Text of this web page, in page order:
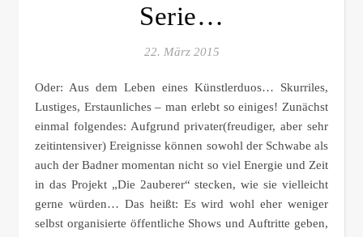
Serie…
22. März 2015
Oder: Aus dem Leben eines Künstlerduos… Skurriles,
Lustiges, Erstaunliches – man erlebt so einiges! Zunächst
einmal folgendes: Aufgrund privater(freudiger, aber sehr
zeitintensiver) Ereignisse können sowohl der Schwabe als
auch der Badner momentan nicht so viel Energie und Zeit
in das Projekt „Die 2auberer“ stecken, wie sie vielleicht
gerne würden… Das heißt: Es wird wohl eher weniger
selbst organisierte öffentliche Shows und Auftritte geben,